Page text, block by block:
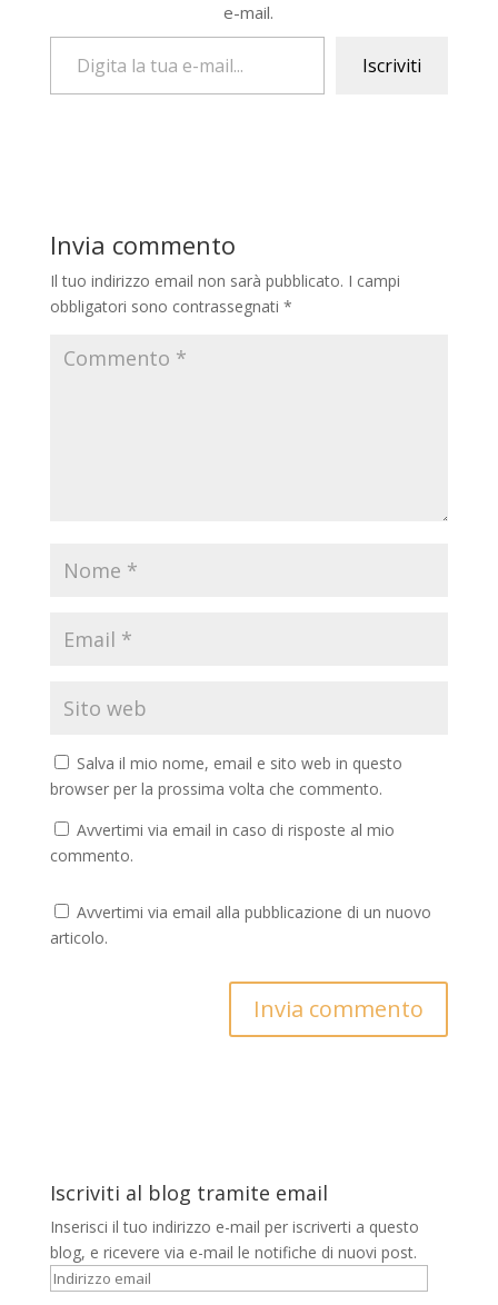
e-mail.
Digita la tua e-mail...
Iscriviti
Invia commento
Il tuo indirizzo email non sarà pubblicato. I campi
obbligatori sono contrassegnati *
Salva il mio nome, email e sito web in questo
browser per la prossima volta che commento.
Avvertimi via email in caso di risposte al mio
commento.
Avvertimi via email alla pubblicazione di un nuovo
articolo.
Iscriviti al blog tramite email
Inserisci il tuo indirizzo e-mail per iscriverti a questo
blog, e ricevere via e-mail le notifiche di nuovi post.
Indirizzo